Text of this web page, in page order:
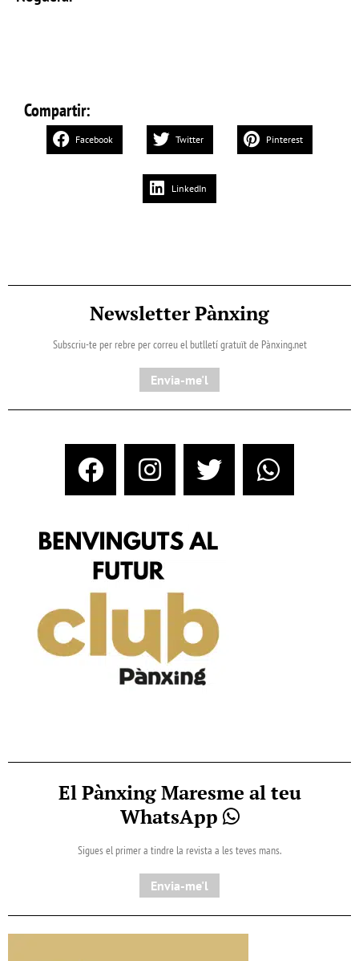
Compartir:
Facebook Twitter Pinterest
LinkedIn
Newsletter Pànxing
Subscriu-te per rebre per correu el butlletí gratuït de Pànxing.net​
Envia-me'l
El Pànxing Maresme al teu
WhatsApp
Sigues el primer a tindre la revista a les teves mans.
Envia-me'l